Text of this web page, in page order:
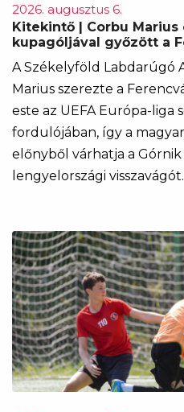
2026. augusztus 6.
Kitekintő | Corbu Marius
kupagóljával győzött a
A Székelyföld Labdarúgó
Marius szerezte a
este az UEFA Európa-liga
fordulójában, így a
előnyből várhatja a
lengyelországi visszavágót.